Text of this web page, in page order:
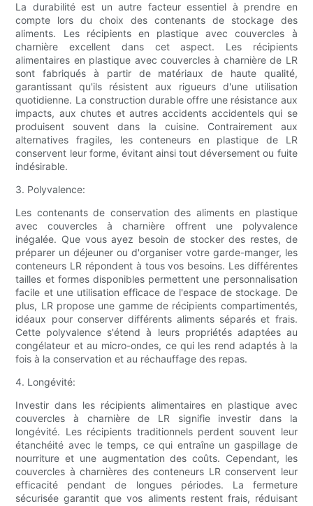
La durabilité est un autre facteur essentiel à prendre en
compte lors du choix des contenants de stockage des
aliments. Les récipients en plastique avec couvercles à
charnière excellent dans cet aspect. Les récipients
alimentaires en plastique avec couvercles à charnière de LR
sont fabriqués à partir de matériaux de haute qualité,
garantissant qu'ils résistent aux rigueurs d'une utilisation
quotidienne. La construction durable offre une résistance aux
impacts, aux chutes et autres accidents accidentels qui se
produisent souvent dans la cuisine. Contrairement aux
alternatives fragiles, les conteneurs en plastique de LR
conservent leur forme, évitant ainsi tout déversement ou fuite
indésirable.
3. Polyvalence:
Les contenants de conservation des aliments en plastique
avec couvercles à charnière offrent une polyvalence
inégalée. Que vous ayez besoin de stocker des restes, de
préparer un déjeuner ou d'organiser votre garde-manger, les
conteneurs LR répondent à tous vos besoins. Les différentes
tailles et formes disponibles permettent une personnalisation
facile et une utilisation efficace de l'espace de stockage. De
plus, LR propose une gamme de récipients compartimentés,
idéaux pour conserver différents aliments séparés et frais.
Cette polyvalence s'étend à leurs propriétés adaptées au
congélateur et au micro-ondes, ce qui les rend adaptés à la
fois à la conservation et au réchauffage des repas.
4. Longévité:
Investir dans les récipients alimentaires en plastique avec
couvercles à charnière de LR signifie investir dans la
longévité. Les récipients traditionnels perdent souvent leur
étanchéité avec le temps, ce qui entraîne un gaspillage de
nourriture et une augmentation des coûts. Cependant, les
couvercles à charnières des conteneurs LR conservent leur
efficacité pendant de longues périodes. La fermeture
sécurisée garantit que vos aliments restent frais, réduisant